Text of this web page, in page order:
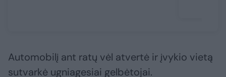
Automobilį ant ratų vėl atvertė ir įvykio vietą
sutvarkė ugniagesiai gelbėtojai.